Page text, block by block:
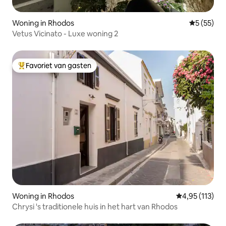
Woning in Rhodos
5 (55)
Vetus Vicinato - Luxe woning 2
Topfavoriet van gasten
Favoriet van gasten
Woning in Rhodos Gemiddelde
4,95 (113)
Chrysi 's traditionele huis in het hart van Rhodos